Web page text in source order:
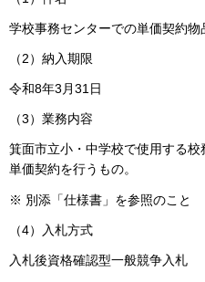
学校事務センターでの単価契約物
（2）納入期限
令和8年3月31日
（3）業務内容
箕面市立小・中学校で使用する
単価契約を行うもの。
※ 別添「仕様書」を参照のこと
（4）入札方式
入札後資格確認型一般競争入札